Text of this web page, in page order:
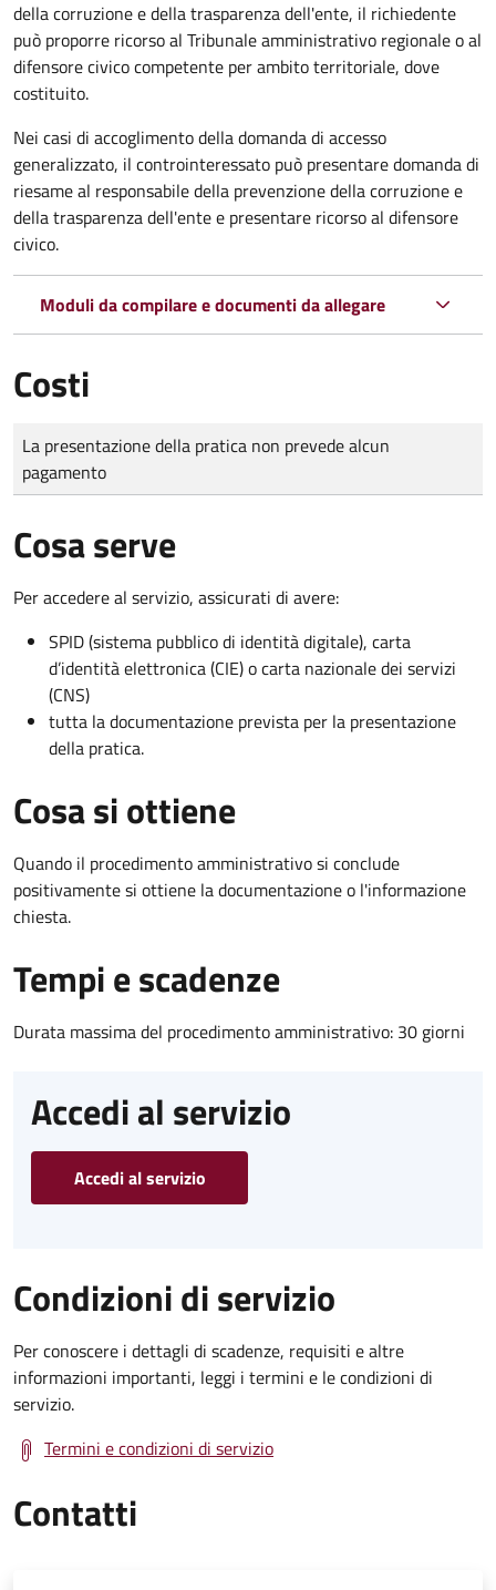
della corruzione e della trasparenza dell'ente, il richiedente
può proporre ricorso al Tribunale amministrativo regionale o al
difensore civico competente per ambito territoriale, dove
costituito.
Nei casi di accoglimento della domanda di accesso
generalizzato, il controinteressato può presentare domanda di
riesame al responsabile della prevenzione della corruzione e
della trasparenza dell'ente e presentare ricorso al difensore
civico.
Moduli da compilare e documenti da allegare
Costi
Tipo di pagamento
Importo
La presentazione della pratica non prevede alcun
pagamento
Cosa serve
Per accedere al servizio, assicurati di avere:
SPID (sistema pubblico di identità digitale), carta
d’identità elettronica (CIE) o carta nazionale dei servizi
(CNS)
tutta la documentazione prevista per la presentazione
della pratica.
Cosa si ottiene
Quando il procedimento amministrativo si conclude
positivamente si ottiene la documentazione o l'informazione
chiesta.
Tempi e scadenze
Durata massima del procedimento amministrativo: 30 giorni
Accedi al servizio
Accedi al servizio
Condizioni di servizio
Per conoscere i dettagli di scadenze, requisiti e altre
informazioni importanti, leggi i termini e le condizioni di
servizio.
Termini e condizioni di servizio
Contatti